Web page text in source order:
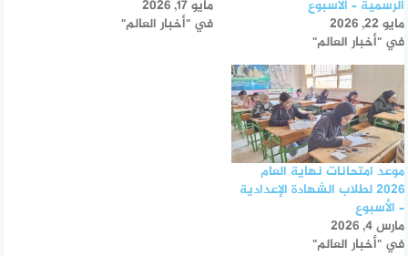
الرسمية – الأسبوع
مايو 22, 2026
في "أخبار العالم"
مايو 17, 2026
في "أخبار العالم"
موعد امتحانات نهاية العام
2026 لطلاب الشهادة الإعدادية
– الأسبوع
مارس 4, 2026
في "أخبار العالم"